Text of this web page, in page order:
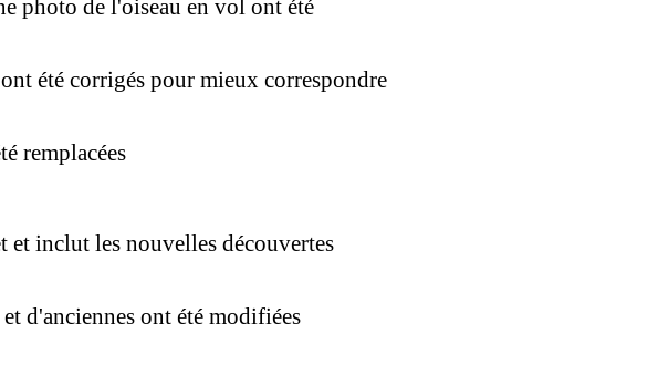
photo de l'oiseau en vol ont été
été corrigés pour mieux correspondre
remplacées
inclut les nouvelles découvertes
d'anciennes ont été modifiées